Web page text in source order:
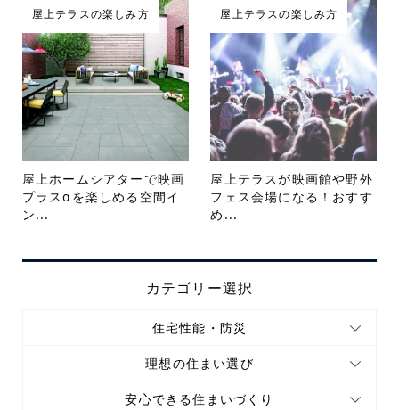
屋上テラスの楽しみ方
屋上ホームシアターで映画
プラスαを楽しめる空間イ
ン...
屋上テラスの楽しみ方
屋上テラスが映画館や野外
フェス会場になる！おすす
め...
カテゴリー選択
住宅性能・防災
理想の住まい選び
安心できる住まいづくり